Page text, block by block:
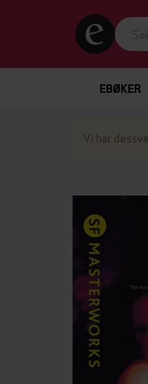
EBØKER
Vi har